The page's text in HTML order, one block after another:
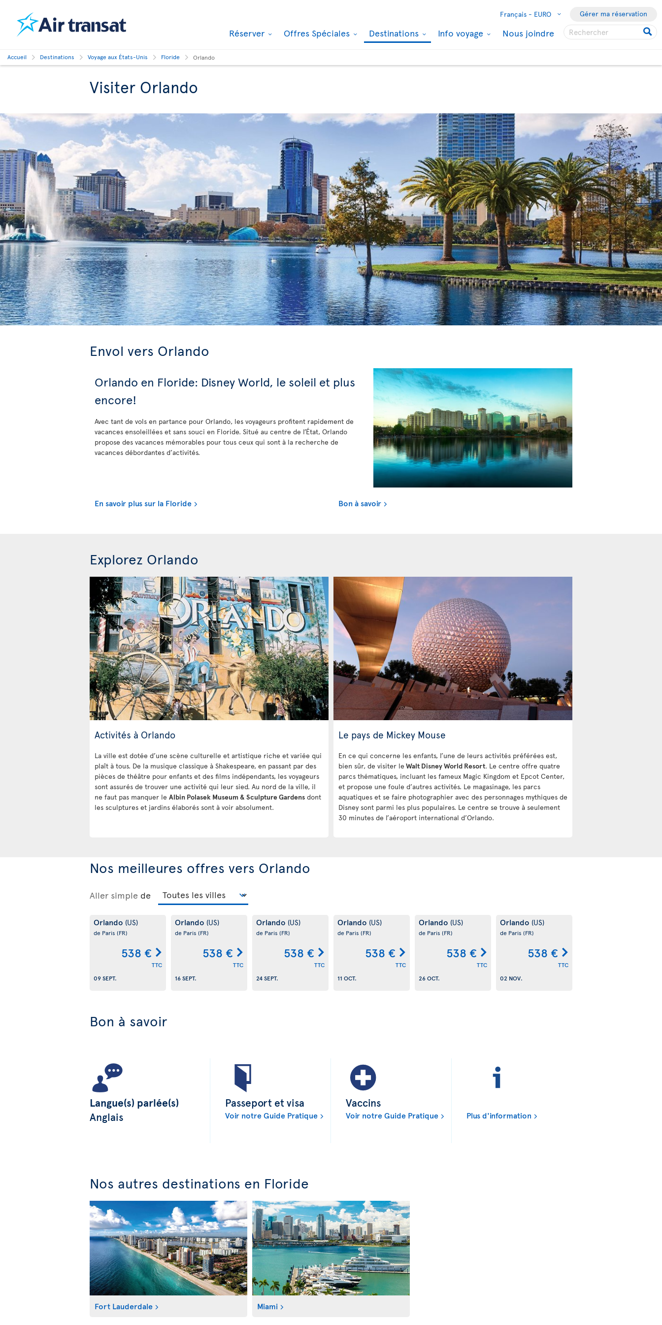
Français - EURO Gérer ma réservation
Réserver Offres Spéciales Destinations Info voyage Nous joindre
Accueil Destinations Voyage aux États-Unis Floride Orlando
Visiter Orlando
Envol vers Orlando
Orlando en Floride: Disney World, le soleil et plus
encore!
Avec tant de vols en partance pour Orlando, les voyageurs profitent rapidement de
vacances ensoleillées et sans souci en Floride. Situé au centre de l’État, Orlando
propose des vacances mémorables pour tous ceux qui sont à la recherche de
vacances débordantes d’activités.
En savoir plus sur la Floride Bon à savoir
Explorez Orlando
Activités à Orlando
La ville est dotée d’une scène culturelle et artistique riche et variée qui
plaît à tous. De la musique classique à Shakespeare, en passant par des
pièces de théâtre pour enfants et des films indépendants, les voyageurs
sont assurés de trouver une activité qui leur sied. Au nord de la ville, il
ne faut pas manquer le Albin Polasek Museum & Sculpture Gardens dont
les sculptures et jardins élaborés sont à voir absolument.
Le pays de Mickey Mouse
En ce qui concerne les enfants, l’une de leurs activités préférées est,
bien sûr, de visiter leWalt Disney World Resort. Le centre offre quatre
parcs thématiques, incluant les fameux Magic Kingdom et Epcot Center,
et propose une foule d’autres activités. Le magasinage, les parcs
aquatiques et se faire photographier avec des personnages mythiques de
Disney sont parmi les plus populaires. Le centre se trouve à seulement
30 minutes de l’aéroport international d’Orlando.
Nos meilleures offres vers Orlando
Aller simple de
Orlando (US)
de Paris (FR)
538 €
TTC
09 SEPT.
Orlando (US)
de Paris (FR)
538 €
TTC
16 SEPT.
Orlando (US)
de Paris (FR)
538 €
TTC
24 SEPT.
Orlando (US)
de Paris (FR)
538 €
TTC
11 OCT.
Orlando (US)
de Paris (FR)
538 €
TTC
26 OCT.
Orlando (US)
de Paris (FR)
538 €
TTC
02 NOV.
Bon à savoir
Langue(s) parlée(s)
Anglais
Passeport et visa
Voir notre Guide Pratique
Vaccins
Voir notre Guide Pratique Plus d'information
Nos autres destinations en Floride
Fort Lauderdale Miami